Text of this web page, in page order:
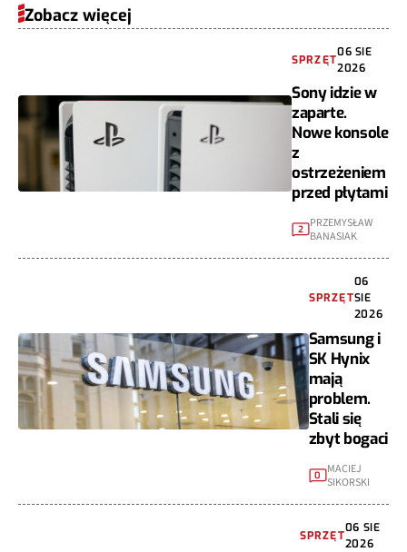
Zobacz więcej
SPRZĘT
06 SIE
2026
Sony idzie w
zaparte.
Nowe konsole
z
ostrzeżeniem
przed płytami
2 PRZEMYSŁAW
BANASIAK
SPRZĘT
06
SIE
2026
Samsung i
SK Hynix
mają
problem.
Stali się
zbyt bogaci
0 MACIEJ
SIKORSKI
SPRZĘT
06 SIE
2026